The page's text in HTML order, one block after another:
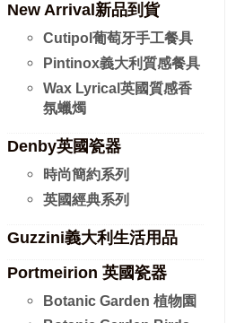
New Arrival新品到貨
Cutipol葡萄牙手工餐具
Pintinox義大利質感餐具
Wax Lyrical英國質感香
氛蠟燭
Denby英國瓷器
時尚簡約系列
英國經典系列
Guzzini義大利生活用品
Portmeirion 英國瓷器
Botanic Garden 植物園